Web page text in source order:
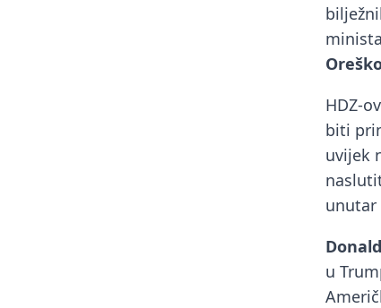
HDZ-
biti
uvijek
unutar
u